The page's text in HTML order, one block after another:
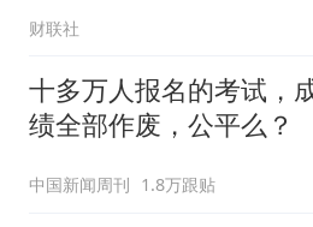
财联社
十多万人报名的考试，
绩全部作废，公平么？
中国新闻周刊 1.8万跟贴